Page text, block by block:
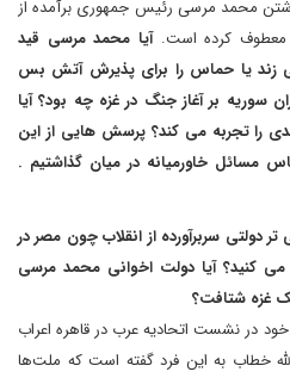
محمد مرسی رئیس جمهوری برآمده از
معطوف کرده است. آیا محمد مرسی قید
زند یا حماس را برای پذیرش آتش بس
سوریه بر آغاز جنگ در غزه چه بود؟ آیا
را تجربه می کند؟ پرسش هایی از این
مسائل خاورمیانه در میان گذاشتیم .
دولتی سربرآورده از انقلاب چون مصر در
می کنید؟ آیا دولت اخوانی محمد مرسی
غزه شتافت؟
در نشست اتحادیه عرب در قاهره اعراب
خطاب به این فرد گفته است که ملت‌ها